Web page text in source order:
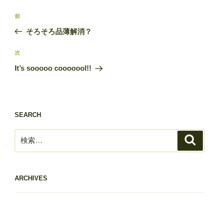
投
ビ
ゲ
ン
前
の
稿
前
そろそろ品薄解消？
次
の
次
It’s sooooo cooooool!!
SEARCH
索:
ARCHIVES